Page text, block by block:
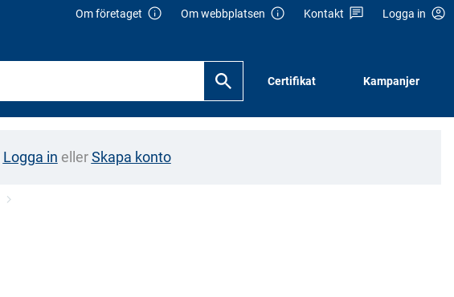
Om företaget Om webbplatsen Kontakt Logga in
Certifikat Kampanjer
Logga in ellerSkapa konto